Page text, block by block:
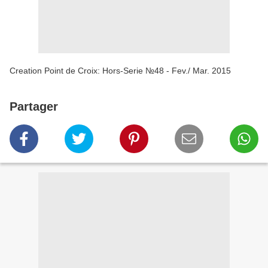
Creation Point de Croix: Hors-Serie №48 - Fev./ Mar. 2015
Partager